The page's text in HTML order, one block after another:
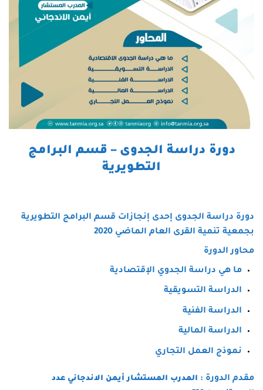
دورة دراسة الجدوى – قسم البرامج
التطويرية
دورة دراسة الجدوى إحدى إنجازات قسم البرامج التطويرية
بجمعية تنمية القرى العام الماضي 2020
محاور الدورة
ما هي دراسة الجدوي الإقتصادية
الدراسة التسويقية
الدراسة الفنية
الدراسة المالية
نموذج العمل التجاري
مقدم الدورة : المدرب المستشار أيمن الاندجاني عدد